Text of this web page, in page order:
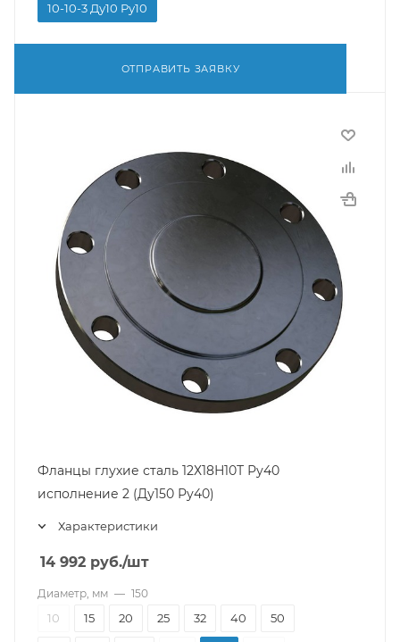
10-10-3 Ду10 Ру10
ОТПРАВИТЬ ЗАЯВКУ
Фланцы глухие сталь 12Х18Н10Т Ру40
исполнение 2 (Ду150 Ру40)
Характеристики
14 992 руб./шт
Диаметр, мм — 150
10 15 20 25 32 40 50